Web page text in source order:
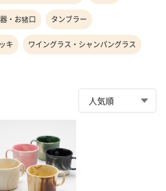
・お猪口 タンブラー
キ ワイングラス・シャンパングラス